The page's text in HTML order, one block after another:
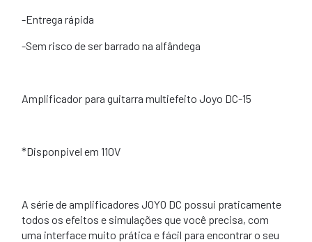
-Entrega rápida
-Sem risco de ser barrado na alfândega
Amplificador para guitarra multiefeito Joyo DC-15
*Disponpivel em 110V
A série de amplificadores JOYO DC possui praticamente
todos os efeitos e simulações que você precisa, com
uma interface muito prática e fácil para encontrar o seu